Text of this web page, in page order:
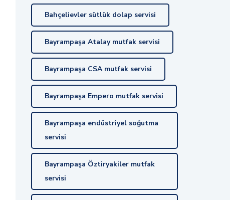
Bahçelievler sütlük dolap servisi
Bayrampaşa Atalay mutfak servisi
Bayrampaşa CSA mutfak servisi
Bayrampaşa Empero mutfak servisi
Bayrampaşa endüstriyel soğutma
servisi
Bayrampaşa Öztiryakiler mutfak
servisi